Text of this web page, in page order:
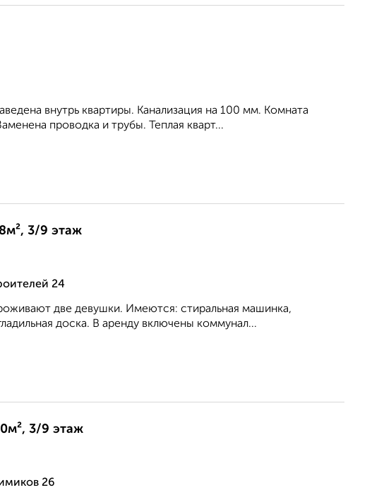
внутрь квартиры. Канализация на 100 мм. Комната
проводка и трубы. Теплая кварт...
3/9 этаж
24
две девушки. Имеются: стиральная машинка,
доска. В аренду включены коммунал...
3/9 этаж
26